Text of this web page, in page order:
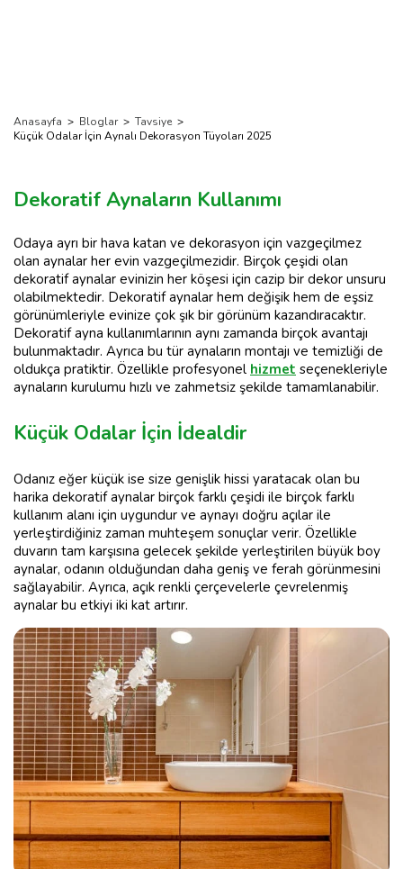
Anasayfa > Bloglar > Tavsiye >
Küçük Odalar İçin Aynalı Dekorasyon Tüyoları 2025
Dekoratif Aynaların Kullanımı
Odaya ayrı bir hava katan ve dekorasyon için vazgeçilmez
olan aynalar her evin vazgeçilmezidir. Birçok çeşidi olan
dekoratif aynalar evinizin her köşesi için cazip bir dekor unsuru
olabilmektedir. Dekoratif aynalar hem değişik hem de eşsiz
görünümleriyle evinize çok şık bir görünüm kazandıracaktır.
Dekoratif ayna kullanımlarının aynı zamanda birçok avantajı
bulunmaktadır. Ayrıca bu tür aynaların montajı ve temizliği de
oldukça pratiktir. Özellikle profesyonel hizmet seçenekleriyle
aynaların kurulumu hızlı ve zahmetsiz şekilde tamamlanabilir.
Küçük Odalar İçin İdealdir
Odanız eğer küçük ise size genişlik hissi yaratacak olan bu
harika dekoratif aynalar birçok farklı çeşidi ile birçok farklı
kullanım alanı için uygundur ve aynayı doğru açılar ile
yerleştirdiğiniz zaman muhteşem sonuçlar verir. Özellikle
duvarın tam karşısına gelecek şekilde yerleştirilen büyük boy
aynalar, odanın olduğundan daha geniş ve ferah görünmesini
sağlayabilir. Ayrıca, açık renkli çerçevelerle çevrelenmiş
aynalar bu etkiyi iki kat artırır.